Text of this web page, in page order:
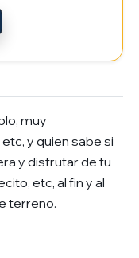
muy
y quien sabe si
y disfrutar de tu
etc, al fin y al
terreno.